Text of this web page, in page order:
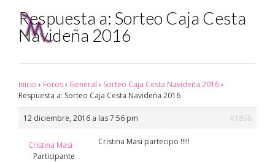
Respuesta a: Sorteo Caja Cesta
Navideña 2016
Inicio › Foros› General › Sorteo Caja Cesta Navideña 2016›
Respuesta a: Sorteo Caja Cesta Navideña 2016
12 diciembre, 2016 a las 7:56 pm #1898
Cristina Masi
Participante
Cristina Masi partecipo !!!!!